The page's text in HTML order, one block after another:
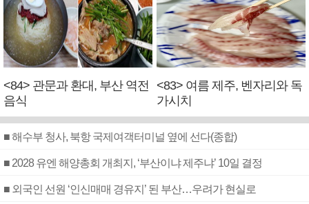
<84> 관문과 환대, 부산 역전
음식
<83> 여름 제주, 벤자리와 독
가시치
■ 해수부 청사, 북항 국제여객터미널 옆에 선다(종합)
■ 2028 유엔 해양총회 개최지, ‘부산이냐 제주냐’ 10일 결정
■ 외국인 선원 ‘인신매매 경유지’ 된 부산…우려가 현실로